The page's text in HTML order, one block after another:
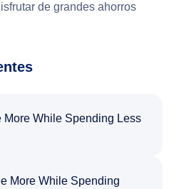
de grandes ahorros
More While Spending Less
More While Spending